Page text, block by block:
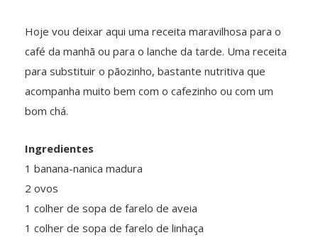
Hoje vou deixar aqui uma receita maravilhosa para o
café da manhã ou para o lanche da tarde. Uma receita
para substituir o pãozinho, bastante nutritiva que
acompanha muito bem com o cafezinho ou com um
bom chá.
Ingredientes
1 banana-nanica madura
2 ovos
1 colher de sopa de farelo de aveia
1 colher de sopa de farelo de linhaça